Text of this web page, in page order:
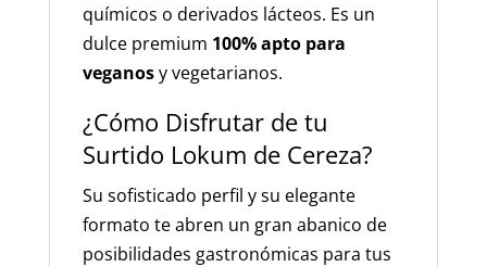
químicos o derivados lácteos. Es un
dulce premium 100% apto para
veganosy vegetarianos.
¿Cómo Disfrutar de tu
Surtido Lokum de Cereza?
Su sofisticado perfil y su elegante
formato te abren un gran abanico de
posibilidades gastronómicas para tus